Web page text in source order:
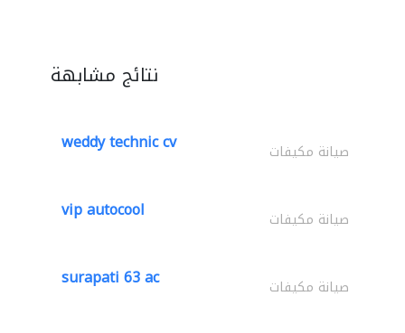
نتائج مشابهة
weddy technic cv صيانة مكيفات
vip autocool صيانة مكيفات
surapati 63 ac صيانة مكيفات